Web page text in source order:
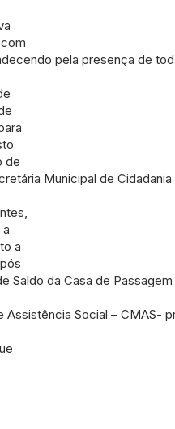
pela presença de
de
Municipal de
a
da Casa de
Social – CMAS-